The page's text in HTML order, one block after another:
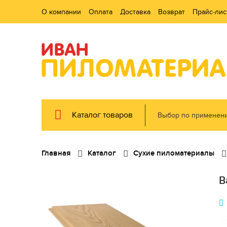
О компании Оплата Доставка Возврат Прайс-
Каталог товаров Выбор по
Главная Каталог Сухие пиломатериалы